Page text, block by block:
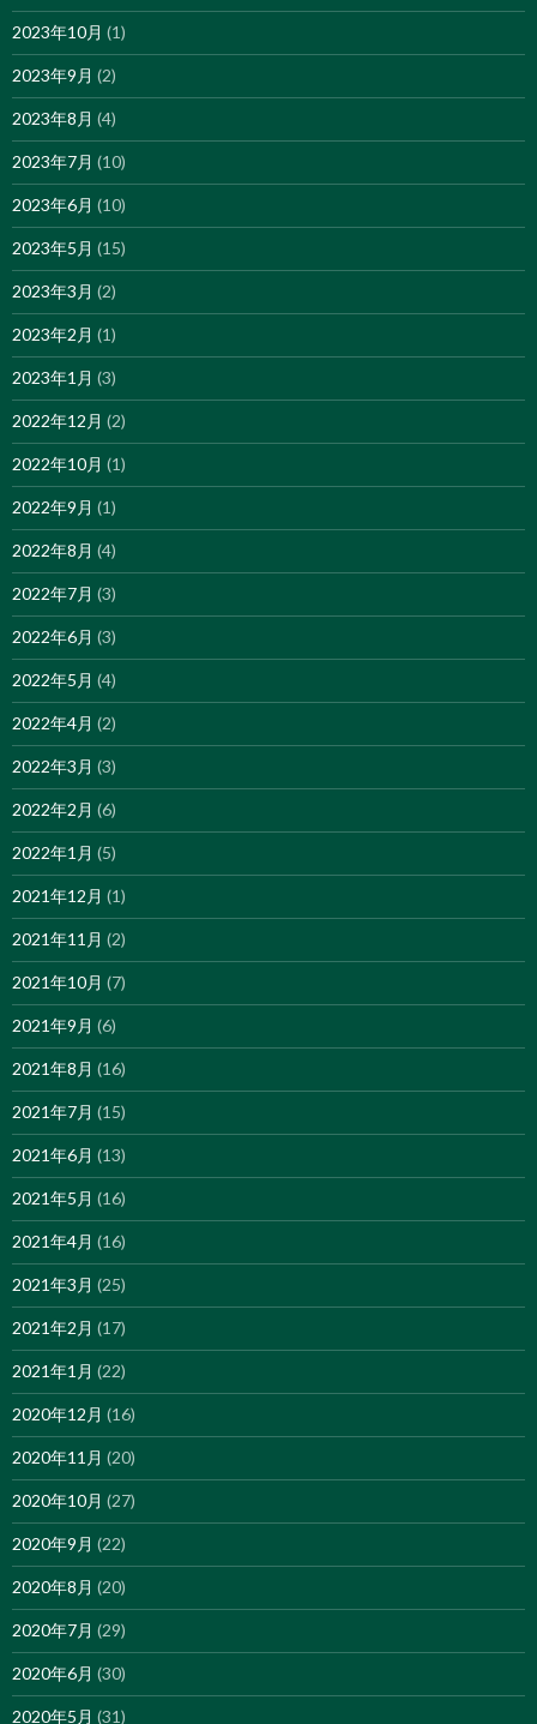
2023年10月 (1)
2023年9月 (2)
2023年8月 (4)
2023年7月 (10)
2023年6月 (10)
2023年5月 (15)
2023年3月 (2)
2023年2月 (1)
2023年1月 (3)
2022年12月 (2)
2022年10月 (1)
2022年9月 (1)
2022年8月 (4)
2022年7月 (3)
2022年6月 (3)
2022年5月 (4)
2022年4月 (2)
2022年3月 (3)
2022年2月 (6)
2022年1月 (5)
2021年12月 (1)
2021年11月 (2)
2021年10月 (7)
2021年9月 (6)
2021年8月 (16)
2021年7月 (15)
2021年6月 (13)
2021年5月 (16)
2021年4月 (16)
2021年3月 (25)
2021年2月 (17)
2021年1月 (22)
2020年12月 (16)
2020年11月 (20)
2020年10月 (27)
2020年9月 (22)
2020年8月 (20)
2020年7月 (29)
2020年6月 (30)
2020年5月 (31)